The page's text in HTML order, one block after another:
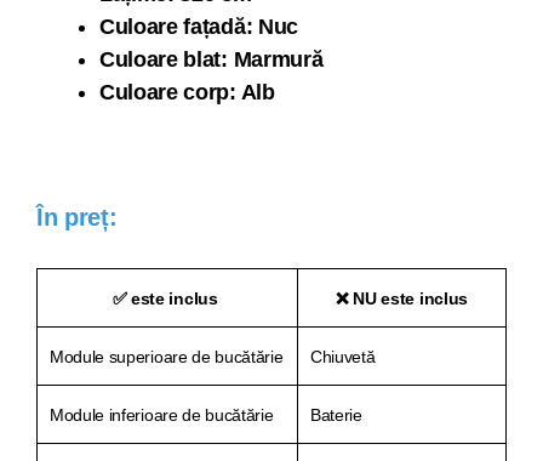
Culoare fațadă: Nuc
Culoare blat: Marmură
Culoare corp: Alb
În preț:
✅ este inclus ❌ NU este inclus
Module superioare de bucătărie Chiuvetă
Module inferioare de bucătărie Baterie